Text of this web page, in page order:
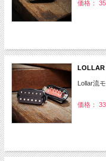
価格：
LOLLAR
Lollar流
価格：